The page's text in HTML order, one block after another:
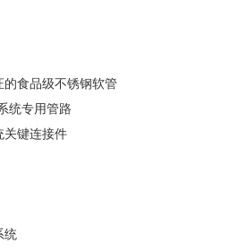
的食品级不锈钢软管
统专用管路
关键连接件
统